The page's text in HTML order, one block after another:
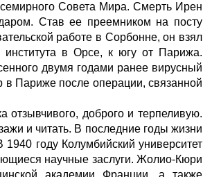
Совета Мира. Смерть Ирен
Став ее преемником на посту
работе в Сорбонне, он взял
института в Орсе, к югу от Парижа.
двумя годами ранее вирусный
в Париже после операции, связанной
отзывчивого, доброго и терпеливую.
и читать. В последние годы жизни
году Колумбийский университет
научные заслуги. Жолио-Кюри
академии Франции, а также